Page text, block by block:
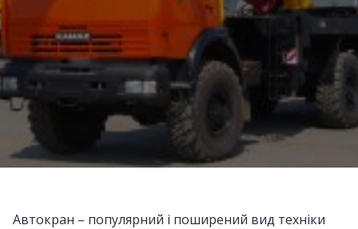
Автокран – популярний і поширений вид техніки